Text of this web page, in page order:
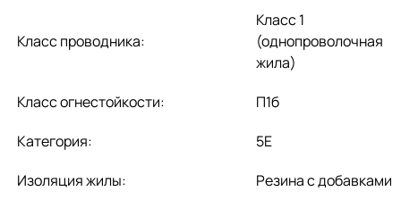
Класс проводника:
Класс 1
(однопроволочная
жила)
Класс огнестойкости:
П1б
Категория:
5E
Изоляция жилы:
Резина с добавками